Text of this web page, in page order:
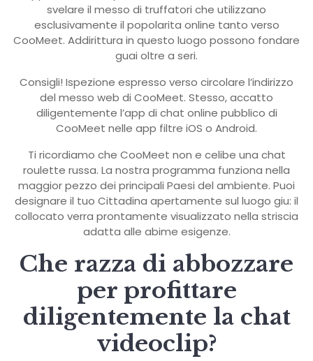
svelare il messo di truffatori che utilizzano
esclusivamente il popolarita online tanto verso
CooMeet. Addirittura in questo luogo possono fondare
guai oltre a seri.
Consigli! Ispezione espresso verso circolare l’indirizzo
del messo web di CooMeet. Stesso, accatto
diligentemente l’app di chat online pubblico di
CooMeet nelle app filtre iOS o Android.
Ti ricordiamo che CooMeet non e celibe una chat
roulette russa. La nostra programma funziona nella
maggior pezzo dei principali Paesi del ambiente. Puoi
designare il tuo Cittadina apertamente sul luogo giu: il
collocato verra prontamente visualizzato nella striscia
adatta alle abime esigenze.
Che razza di abbozzare
per profittare
diligentemente la chat
videoclip?